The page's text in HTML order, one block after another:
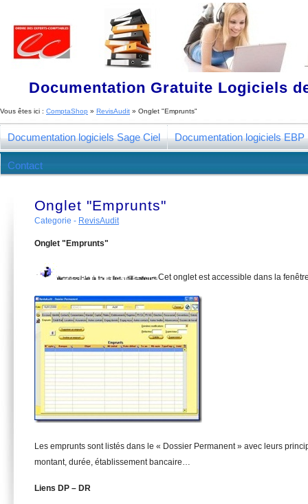
Documentation Gratuite Logiciels
Vous êtes ici : ComptaShop » RevisAudit » Onglet "Emprunts"
Documentation logiciels Sage Ciel Documentation logiciels EBP
Contact
Onglet "Emprunts"
Categorie - RevisAudit
Onglet "Emprunts"
Cet onglet est accessible dans la
Les emprunts sont listés dans le « Dossier Permanent » avec leurs
montant, durée, établissement bancaire…
Liens DP – DR